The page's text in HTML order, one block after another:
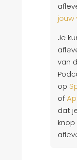
jouw
Je
van
op
of
dat
knop